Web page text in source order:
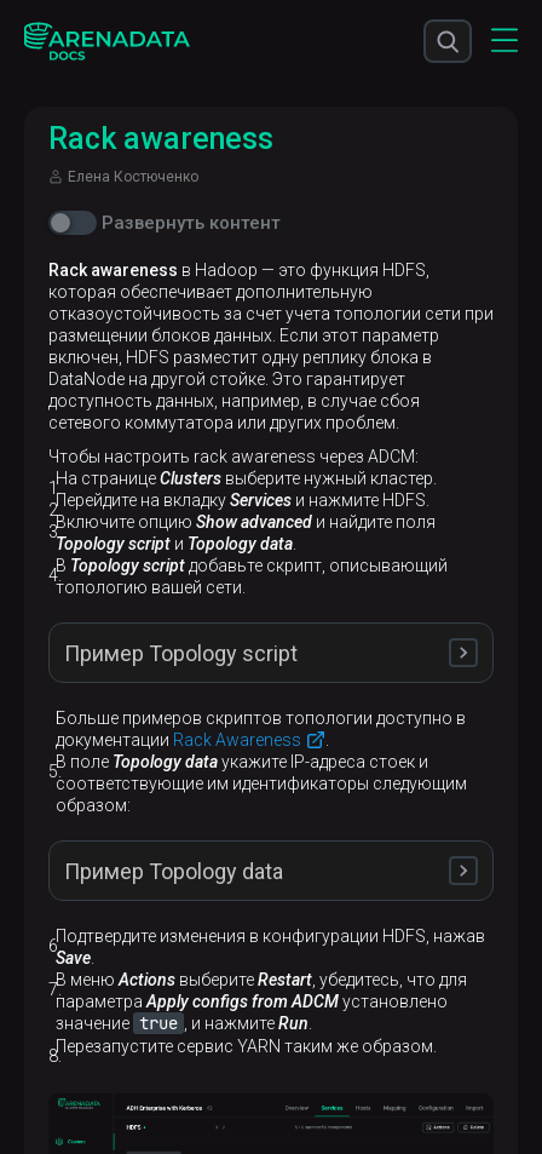
Rack awareness
Елена Костюченко
Развернуть контент
Rack awareness в Hadoop — это функция HDFS,
которая обеспечивает дополнительную
отказоустойчивость за счет учета топологии сети при
размещении блоков данных. Если этот параметр
включен, HDFS разместит одну реплику блока в
DataNode на другой стойке. Это гарантирует
доступность данных, например, в случае сбоя
сетевого коммутатора или других проблем.
Чтобы настроить rack awareness через ADCM:
На страницеClusters выберите нужный кластер.
Перейдите на вкладкуServices и нажмите HDFS.
Включите опцию Show advanced и найдите поля
Topology script и Topology data
В Topology script добавьте скрипт, описывающий
топологию вашей сети.
Пример Topology script
#!/bin/bash
# Adjust/Add the property
# to core-site.xml with the "absolute" path
# Supply appropriate rack prefix
RACK_PREFIX=default
# To test, supply a hostname as script input:
if
CTL_FILE=${CTL_FILE:-"topology.data"}
HADOOP_CONF=${HADOOP_CONF:-"/etc/hadoop/conf"}
echo -n "/$RACK_PREFIX /rack "
exit
Больше примеров скриптов топологии доступно в
документации Rack Awareness
В поле Topology dataукажите IP-адреса стоек и
соответствующие им идентификаторы следующим
образом:
Пример Topology data
# This file should be:
#  - Placed in the /etc/hadoop/conf directory
#    - On the Namenode (and backups IE: HA,
#    - On the Job Tracker OR Resource Manager
# This file should be placed in the /etc/
127.0.0.1 01
127.0.0.2 02
Подтвердите изменения в конфигурации HDFS, нажав
Save
В меню Actions выберитеRestart , убедитесь, что для
параметра Apply configs from ADCMустановлено
значение true , и нажмитеRun
Перезапустите сервис YARN таким же образом.